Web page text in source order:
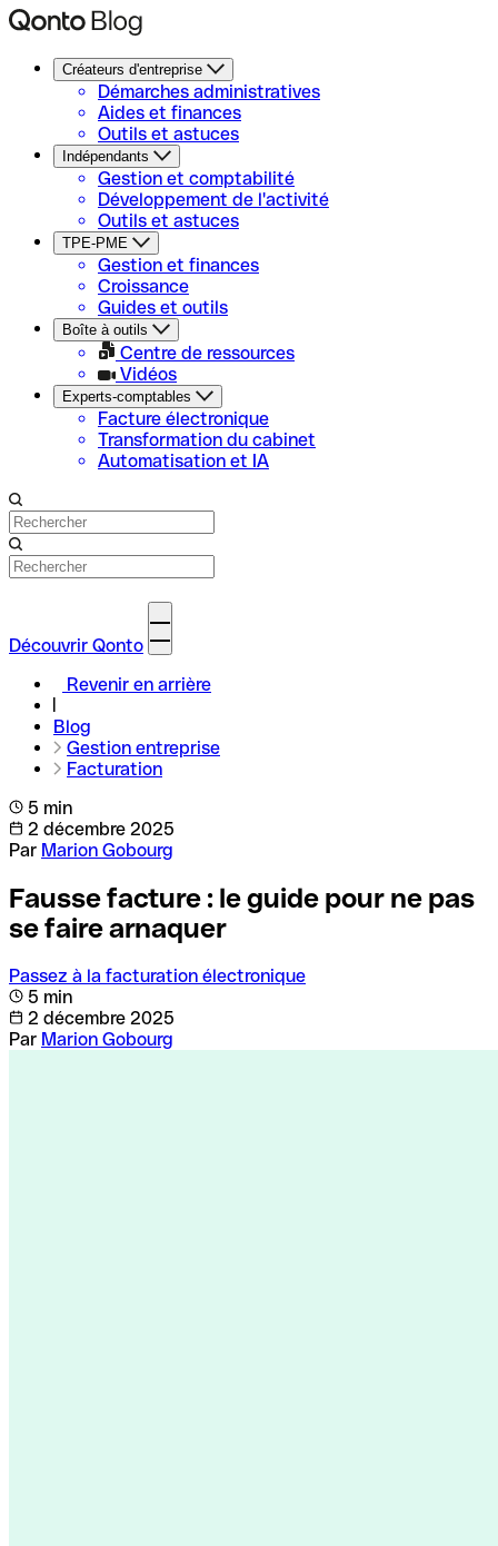
Créateurs d'entreprise
Démarches administratives
Aides et finances
Outils et astuces
Indépendants
Gestion et comptabilité
Développement de l'activité
Outils et astuces
TPE-PME
Gestion et finances
Croissance
Guides et outils
Boîte à outils
Centre de ressources
Vidéos
Experts-comptables
Facture électronique
Transformation du cabinet
Automatisation et IA
Découvrir Qonto
Revenir en arrière
Blog
Gestion entreprise
Facturation
5 min
2 décembre 2025
Par Marion Gobourg
Fausse facture : le guide pour ne pas
se faire arnaquer
Passez à la facturation électronique
5 min
2 décembre 2025
Par Marion Gobourg